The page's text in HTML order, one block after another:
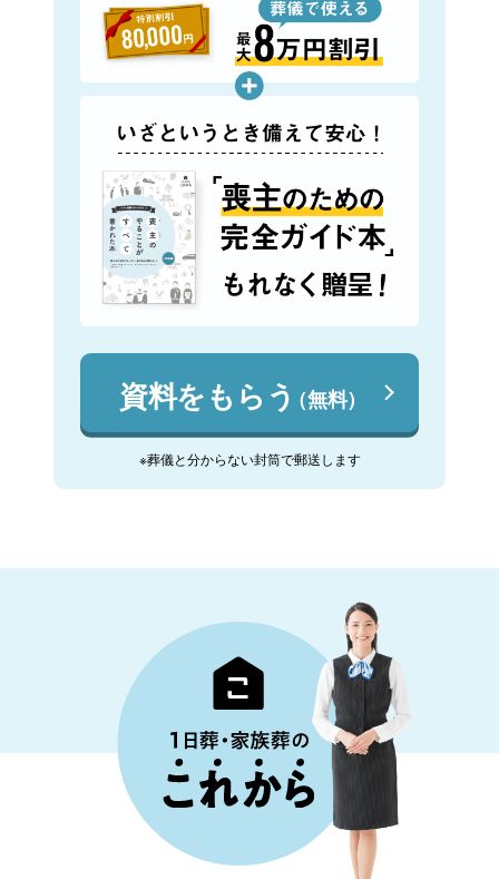
資料をもらう（無料）
※葬儀と分からない封筒で郵送します